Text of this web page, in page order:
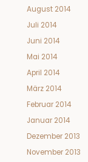
August 2014
Juli 2014
Juni 2014
Mai 2014
April 2014
März 2014
Februar 2014
Januar 2014
Dezember 2013
November 2013